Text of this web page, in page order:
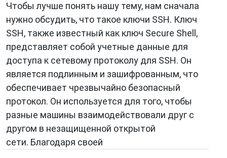
Чтобы лучше понять нашу тему, нам сначала
нужно обсудить, что такое ключи SSH. Ключ
SSH, также известный как ключ Secure Shell,
представляет собой учетные данные для
доступа к сетевому протоколу для SSH. Он
является подлинным и зашифрованным, что
обеспечивает чрезвычайно безопасный
протокол. Он используется для того, чтобы
разные машины взаимодействовали друг с
другом в незащищенной открытой
сети. Благодаря своей